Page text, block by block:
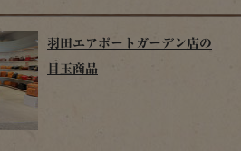
羽田エアポートガーデン店の
目玉商品